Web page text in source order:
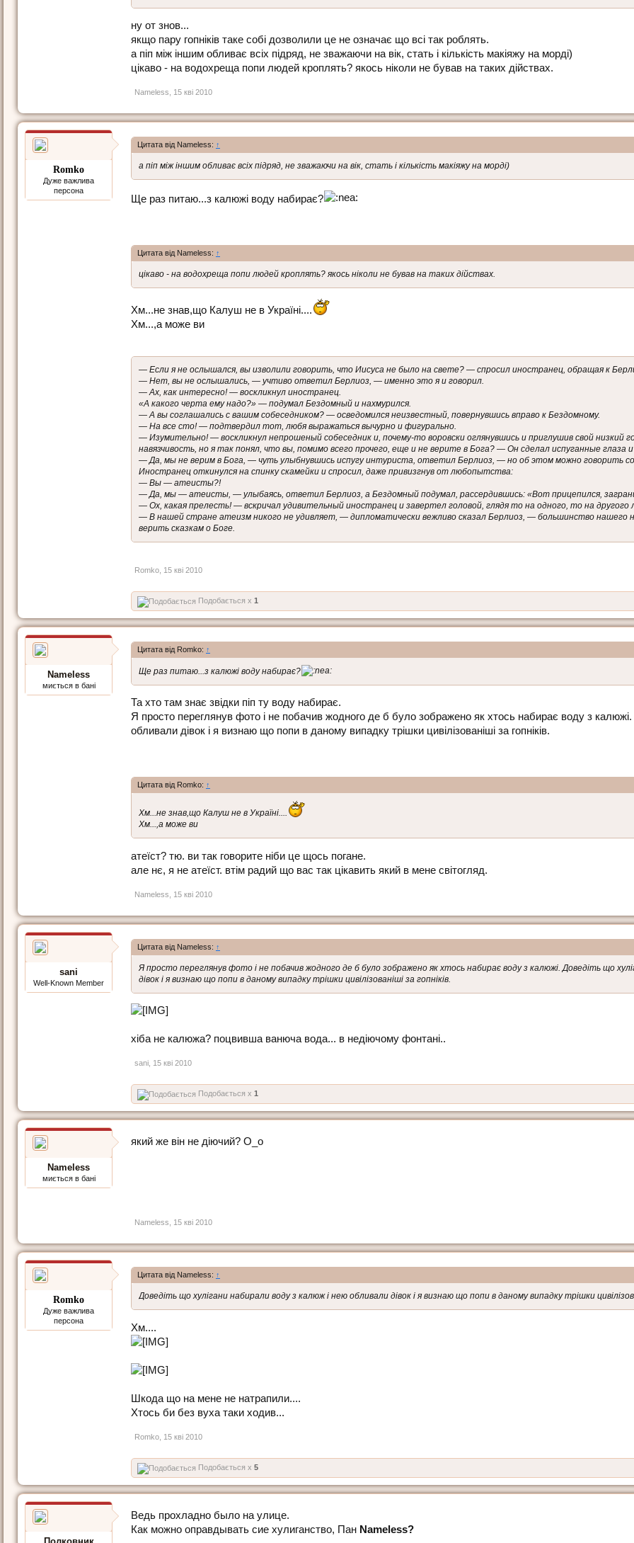
ну от знов...
якщо пару гопніків таке собі дозволили це не означає що всі так роблять.
а піп між іншим обливає всіх підряд, не зважаючи на вік, стать і кількість макіяжу на морді)
цікаво - на водохреща попи людей кроплять? якось ніколи не бував на таких дійствах.
Nameless 15 кві 2010
Romko
Дуже важлива
персона
Цитата від Nameless: ↑
а піп між іншим обливає всіх підряд, не зважаючи на вік, стать і кількість макіяжу на морді)
Ще раз питаю...з калюжі воду набирає?
Цитата від Nameless: ↑
цікаво - на водохреща попи людей кроплять? якось ніколи не бував на таких дійствах.
Хм...не знав,що Калуш не в Україні....
Хм...,а може ви
— Если я не ослышался, вы изволили говорить, что Иисуса не было на свете? — спросил иностранец, обращая к
— Нет, вы не ослышались, — учтиво ответил Берлиоз, — именно это я и говорил.
— Ах, как интересно! — воскликнул иностранец.
«А какого черта ему надо?» — подумал Бездомный и нахмурился.
— А вы соглашались с вашим собеседником? — осведомился неизвестный, повернувшись вправо к Бездомному.
— На все сто! — подтвердил тот, любя выражаться вычурно и фигурально.
— Изумительно! — воскликнул непрошеный собеседник и, почему-то воровски оглянувшись и приглушив свой низкий
навязчивость, но я так понял, что вы, помимо всего прочего, еще и не верите в Бога? — Он сделал испуганные глаза
— Да, мы не верим в Бога, — чуть улыбнувшись испугу интуриста, ответил Берлиоз, — но об этом можно говорить
Иностранец откинулся на спинку скамейки и спросил, даже привизгнув от любопытства:
— Вы — атеисты?!
— Да, мы — атеисты, — улыбаясь, ответил Берлиоз, а Бездомный подумал, рассердившись: «Вот прицепился,
— Ох, какая прелесть! — вскричал удивительный иностранец и завертел головой, глядя то на одного, то на
— В нашей стране атеизм никого не удивляет, — дипломатически вежливо сказал Берлиоз, — большинство нашего
верить сказкам о Боге.
Romko 15 кві 2010
Подобається x 1
Nameless
миється в бані
Цитата від Romko: ↑
Ще раз питаю...з калюжі воду набирає?
Та хто там знає звідки піп ту воду набирає.
Я просто переглянув фото і не побачив жодного де б було зображено як хтось набирає воду з
обливали дівок і я визнаю що попи в даному випадку трішки цивілізованіші за гопніків.
Цитата від Romko: ↑
Хм...не знав,що Калуш не в Україні....
Хм...,а може ви
атеїст? тю. ви так говорите ніби це щось погане.
але нє, я не атеїст. втім радий що вас так цікавить який в мене світогляд.
Nameless 15 кві 2010
sani
Well-Known Member
Цитата від Nameless: ↑
Я просто переглянув фото і не побачив жодного де б було зображено як хтось набирає воду з калюжі. Доведіть що
дівок і я визнаю що попи в даному випадку трішки цивілізованіші за гопніків.
хіба не калюжа? поцвивша ванюча вода... в недіючому фонтані..
sani 15 кві 2010
Подобається x 1
Nameless
миється в бані
який же він не діючий? О_о
Nameless 15 кві 2010
Romko
Дуже важлива
персона
Цитата від Nameless: ↑
Доведіть що хулігани набирали воду з калюж і нею обливали дівок і я визнаю що попи в даному випадку трішки
Хм....
Шкода що на мене не натрапили....
Хтось би без вуха таки ходив...
Romko 15 кві 2010
Подобається x 5
Ведь прохладно было на улице.
Как можно оправдывать сие хулиганство, Пан Nameless?